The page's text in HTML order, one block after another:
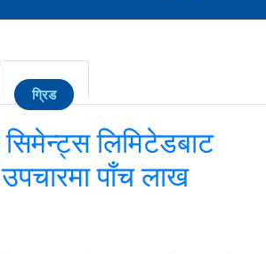
ग्रिड
लिमिटेडबाट
उपचारमा पाँच लाख